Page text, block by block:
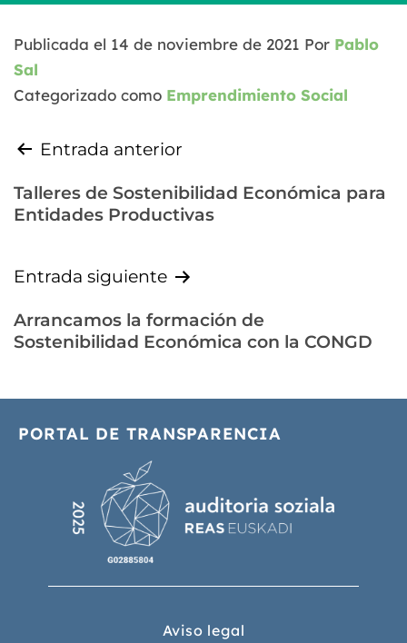
Publicada el 14 de noviembre de 2021 Por Pablo
Sal
Categorizado como Emprendimiento Social
Entrada anterior
Talleres de Sostenibilidad Económica para
Entidades Productivas
Entrada siguiente
Arrancamos la formación de
Sostenibilidad Económica con la CONGD
PORTAL DE TRANSPARENCIA
Aviso legal